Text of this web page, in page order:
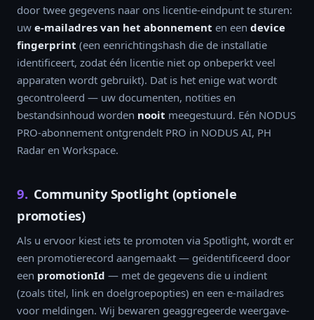
door twee gegevens naar ons licentie-eindpunt te sturen:
uw e-mailadres van het abonnement en een device
fingerprint (een eenrichtingshash die de installatie
identificeert, zodat één licentie niet op onbeperkt veel
apparaten wordt gebruikt). Dat is het enige wat wordt
gecontroleerd — uw documenten, notities en
bestandsinhoud worden nooit meegestuurd. Eén NODUS
PRO-abonnement ontgrendelt PRO in NODUS AI, PH
Radar en Workspace.
9. Community Spotlight (optionele
promoties)
Als u ervoor kiest iets te promoten via Spotlight, wordt er
een promotierecord aangemaakt — geïdentificeerd door
een promotionId — met de gegevens die u indient
(zoals titel, link en doelgroepopties) en een e-mailadres
voor meldingen. Wij bewaren geaggregeerde weergave-